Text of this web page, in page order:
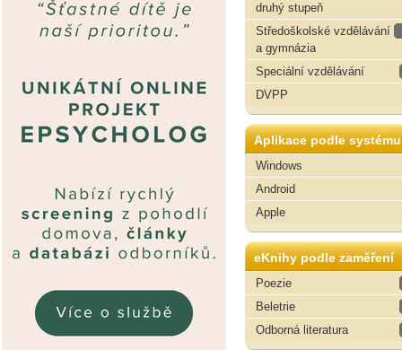
druhý stupeň
Středoškolské vzdělávání
a gymnázia
Speciální vzdělávání
DVPP
Aplikace podle systému
Windows
Android
Apple
eKnihy podle zaměření
Poezie
Beletrie
Odborná literatura